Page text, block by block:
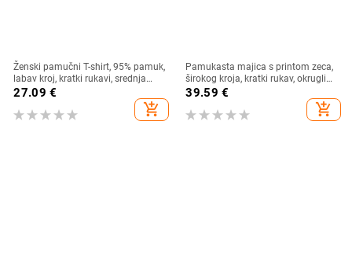
Ženski pamučni T-shirt, 95% pamuk,
labav kroj, kratki rukavi, srednja
duljina, okrugli izrez
27.09 €
add_shopping_cart
Pamukasta majica s printom zeca,
širokog kroja, kratki rukav, okrugli
izrez, proljeće/ljeto 2025
39.59 €
add_shopping_cart